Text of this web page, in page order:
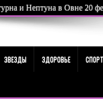
и Нептуна в Овне 20
ЗВЕЗДЫ ЗДОРОВЬЕ СПОРТ